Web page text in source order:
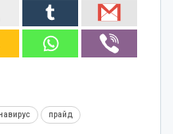
прайд